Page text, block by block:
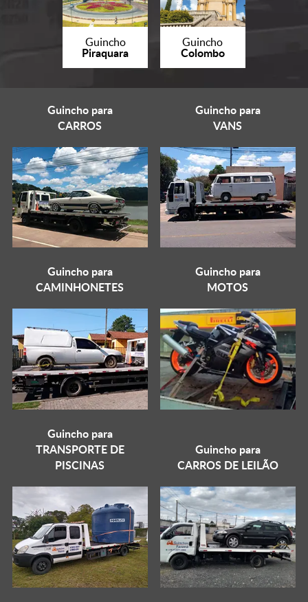
Guincho
Piraquara
Guincho
Colombo
Guincho para
CARROS
Guincho para
VANS
Guincho para
CAMINHONETES
Guincho para
MOTOS
Guincho para
TRANSPORTE DE
PISCINAS
Guincho para
CARROS DE LEILÃO